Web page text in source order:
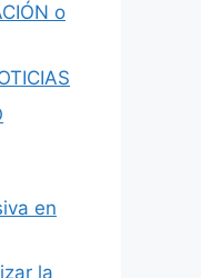
o
en
la